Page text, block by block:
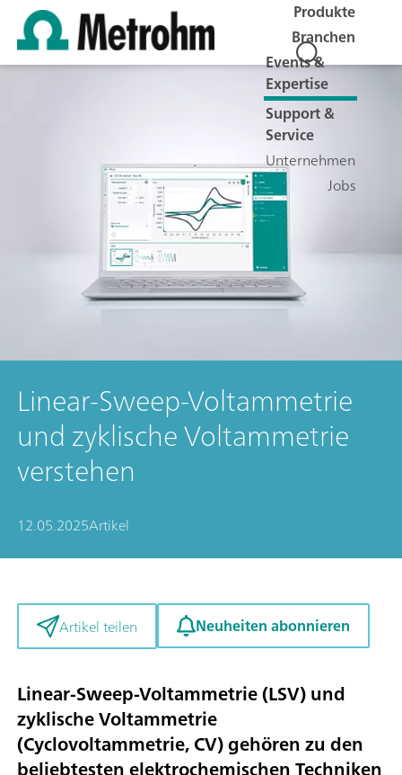
Produkte
Branchen
Events &
Expertise
Support &
Service
Unternehmen
Jobs
Linear-Sweep-Voltammetrie
und zyklische Voltammetrie
verstehen
12.05.2025Artikel
Artikel teilen Neuheiten abonnieren
Linear-Sweep-Voltammetrie (LSV) und
zyklische Voltammetrie
(Cyclovoltammetrie, CV) gehören zu den